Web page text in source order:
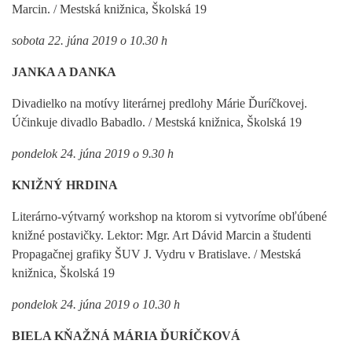
Marcin. / Mestská knižnica, Školská 19
sobota 22. júna 2019 o 10.30 h
JANKA A DANKA
Divadielko na motívy literárnej predlohy Márie Ďuríčkovej.
Účinkuje divadlo Babadlo. / Mestská knižnica, Školská 19
pondelok 24. júna 2019 o 9.30 h
KNIŽNÝ HRDINA
Literárno-výtvarný workshop na ktorom si vytvoríme obľúbené
knižné postavičky. Lektor: Mgr. Art Dávid Marcin a študenti
Propagačnej grafiky ŠUV J. Vydru v Bratislave. / Mestská
knižnica, Školská 19
pondelok 24. júna 2019 o 10.30 h
BIELA KŇAŽNÁ MÁRIA ĎURÍČKOVÁ